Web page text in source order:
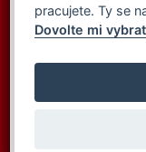
© 2016 Informační
Moravských
pracujete. Ty se
Dovolte mi vybrat